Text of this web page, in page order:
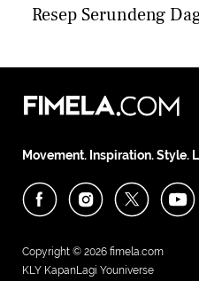
Resep Serundeng
Movement. Inspiration. Style.
Copyright © 2026 fimela.com
KLY KapanLagi Youniverse